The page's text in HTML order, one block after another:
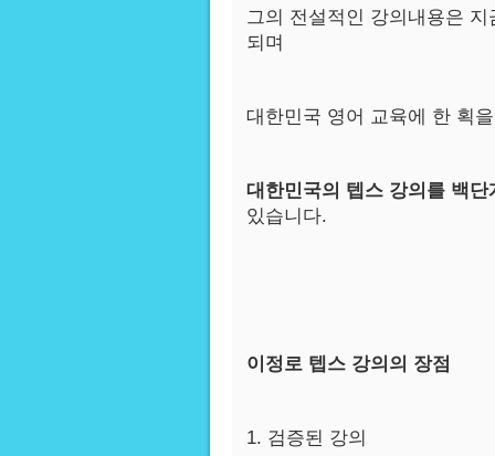
그의 전설적인 강의내용은
되며
대한민국 영어 교육에 한 획
대한민국의 텝스 강의를 백
있습니다.
이정로 텝스 강의의 장점
1. 검증된 강의